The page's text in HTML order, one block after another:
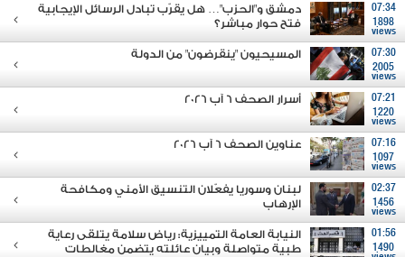
07:34
1898
views
دمشق و"الحزب"… هل يقرّب تبادل الرسائل الإيجابية
فتح حوار مباشر؟
07:30
2005
views
المسيحيون "ينقرضون" من الدولة
07:21
1220
views
أسرار الصحف 6 آب 2026
07:16
1097
views
عناوين الصحف 6 آب 2026
02:37
1456
views
لبنان وسوريا يفعّلان التنسيق الأمني ومكافحة
الإرهاب
01:56
1490
النيابة العامة التمييزية: رياض سلامة يتلقى رعاية
طبية متواصلة وبيان عائلته يتضمن مغالطات